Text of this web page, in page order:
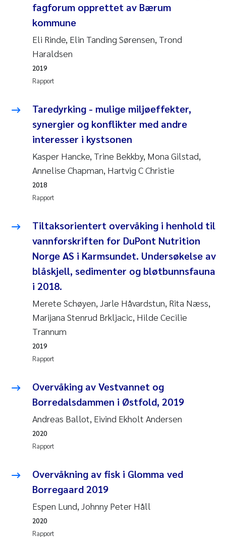
Bert van Bavel
Kathinka Fürst
Caroline Enge
Hans Nicolai Adam
Mari Moren
Helene Frigstad
Paula Brighytte Ocampo Ramon
Maeve McGovern
Erling Aarhus Bratsberg
Heleen de Wit
Pierre Franqois Jaccard
Richard Garth James Bellerby
Bjørnar Andre Beylich
Ashenafi Seifu Gragne
Vladyslava Hostyeva
Odd Arne Segtnan Skogan
Ana Margarida Pinto Costa
Espen Lund
fagforum opprettet av Bærum
kommune
Eli Rinde, Elin Tanding Sørensen, Trond
Haraldsen
Rapport
2019
Taredyrking - mulige miljøeffekter,
synergier og konflikter med andre
interesser i kystsonen
Kasper Hancke, Trine Bekkby, Mona Gilstad,
Annelise Chapman, Hartvig C Christie
Rapport
2018
Tiltaksorientert overvåking i henhold til
vannforskriften for DuPont Nutrition
Norge AS i Karmsundet. Undersøkelse av
blåskjell, sedimenter og bløtbunnsfauna
i 2018.
Merete Schøyen, Jarle Håvardstun, Rita Næss,
Marijana Stenrud Brkljacic, Hilde Cecilie
Trannum
Rapport
2019
Overvåking av Vestvannet og
Borredalsdammen i Østfold, 2019
Andreas Ballot, Eivind Ekholt Andersen
Rapport
2020
Overvåkning av fisk i Glomma ved
Borregaard 2019
Espen Lund, Johnny Peter Håll
Rapport
2020